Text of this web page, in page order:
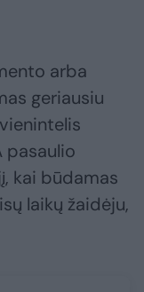
arba
geriausiu
pasaulio
kai būdamas
laikų žaidėju,